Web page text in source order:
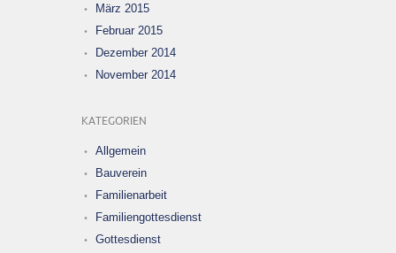
März 2015
Februar 2015
Dezember 2014
November 2014
KATEGORIEN
Allgemein
Bauverein
Familienarbeit
Familiengottesdienst
Gottesdienst